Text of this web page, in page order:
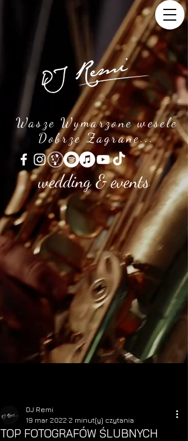
Wasze Wymarzone wesele
Dobrze Zagrane...
wedding & events
TOP FOTOGRAFÓW ŚLUBNYCH
DJ Remi
19 mar 2022 2 minut(y) czytania